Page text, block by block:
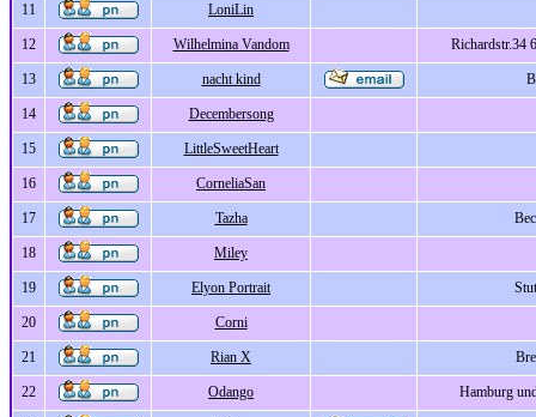
11 LoniLin
12 Wilhelmina Vandom Richardstr.34
13 nacht kind
14 Decembersong
15 LittleSweetHeart
16 CorneliaSan
17 Tazha
18 Miley
19 Elyon Portrait
20 Corni
21 Rian X
22 Odango Hamburg